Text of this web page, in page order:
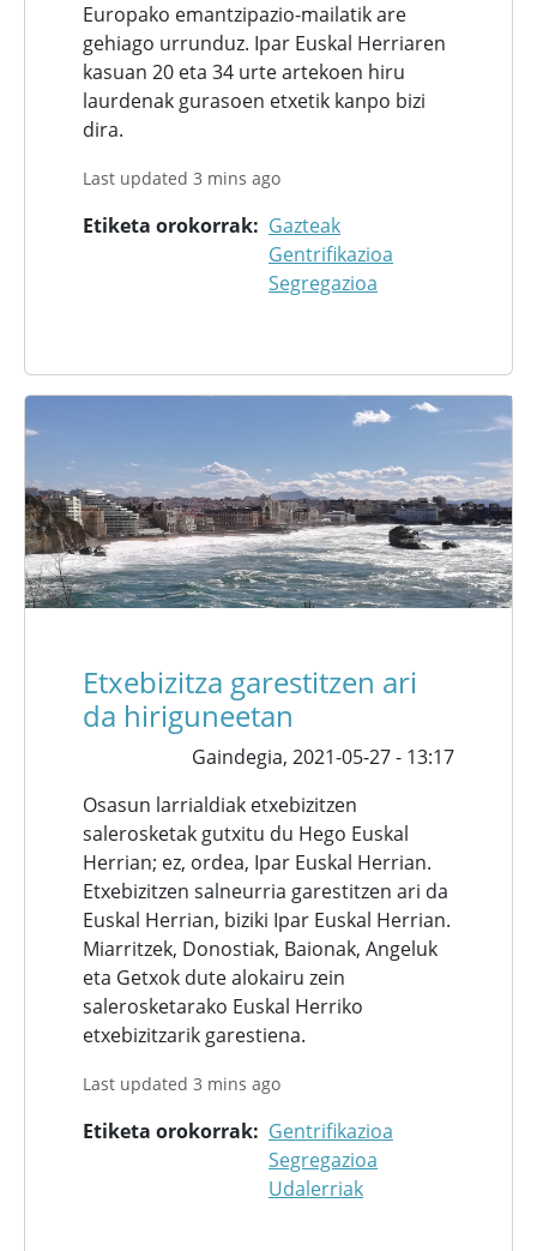
Europako emantzipazio-mailatik are
gehiago urrunduz. Ipar Euskal Herriaren
kasuan 20 eta 34 urte artekoen hiru
laurdenak gurasoen etxetik kanpo bizi
dira.
Last updated 3 mins ago
Etiketa orokorrak
Gazteak
Gentrifikazioa
Segregazioa
Etxebizitza garestitzen ari
da hiriguneetan
Gaindegia, 2021-05-27 - 13:17
Osasun larrialdiak etxebizitzen
salerosketak gutxitu du Hego Euskal
Herrian; ez, ordea, Ipar Euskal Herrian.
Etxebizitzen salneurria garestitzen ari da
Euskal Herrian, biziki Ipar Euskal Herrian.
Miarritzek, Donostiak, Baionak, Angeluk
eta Getxok dute alokairu zein
salerosketarako Euskal Herriko
etxebizitzarik garestiena.
Last updated 3 mins ago
Etiketa orokorrak
Gentrifikazioa
Segregazioa
Udalerriak